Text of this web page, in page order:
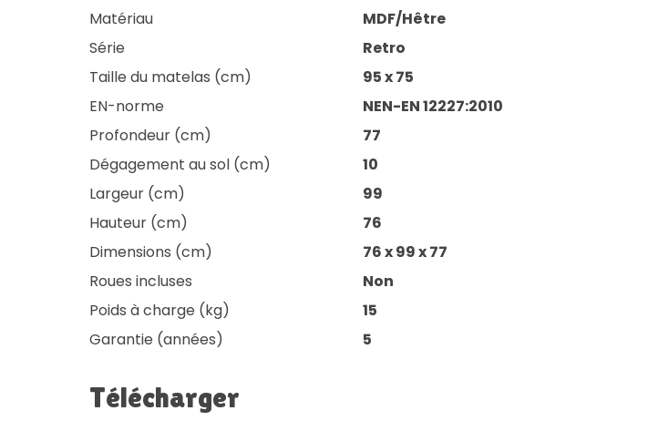
Matériau
MDF/Hêtre
Série
Retro
Taille du matelas (cm)
95 x 75
EN-norme
NEN-EN 12227:2010
Profondeur (cm)
77
Dégagement au sol (cm)
10
Largeur (cm)
99
Hauteur (cm)
76
Dimensions (cm)
76 x 99 x 77
Roues incluses
Non
Poids à charge (kg)
15
Garantie (années)
5
Télécharger